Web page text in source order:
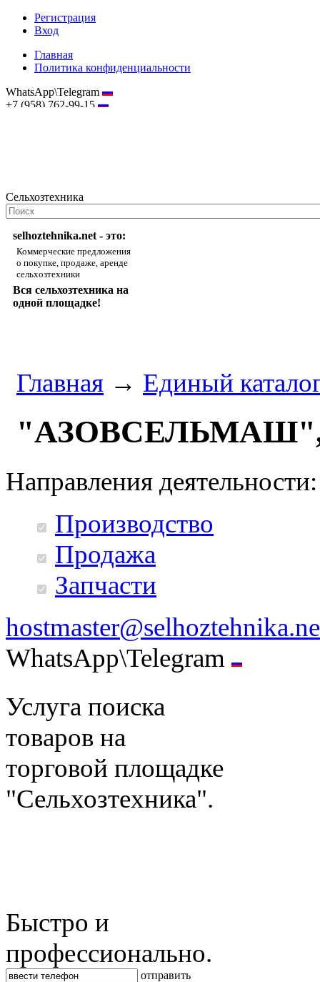
Регистрация
Вход
Главная
Политика конфиденциальности
WhatsApp\Telegram
+7 (958) 762-99-15
Сельхозтехника
selhoztehnika.net - это:
Коммерческие предложения
о покупке, продаже, аренде
сельхозтехники
Вся сельхозтехника на
одной площадке!
Главная → Единый
Направления деятельности:
Производство
Продажа
Запчасти
WhatsApp\Telegram
Услуга поиска
товаров на
торговой площадке
"Сельхозтехника".
Быстро и
профессионально.
отправить